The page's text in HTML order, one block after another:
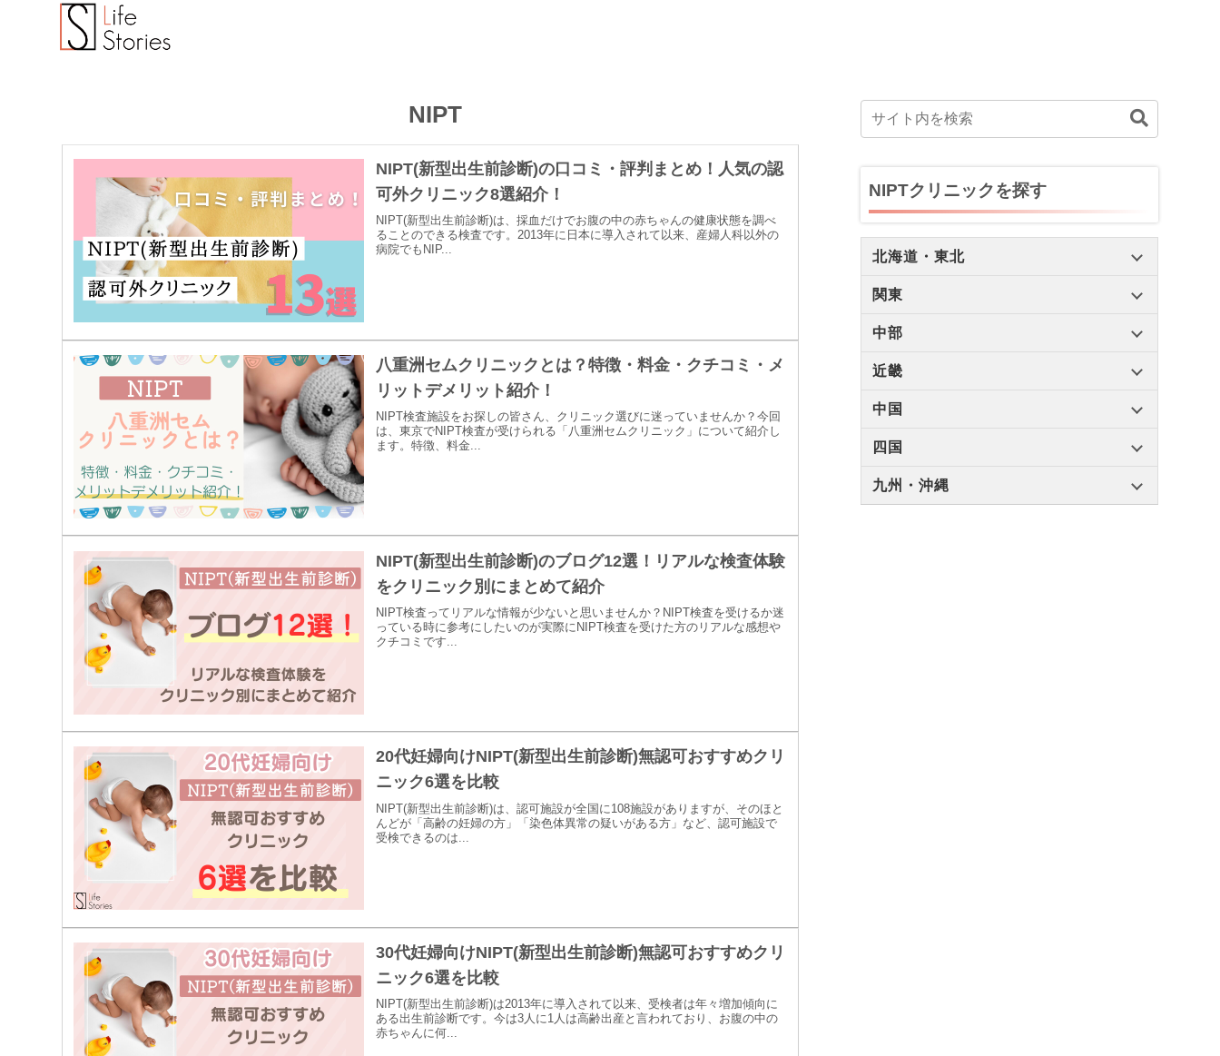
NIPT
NIPT(新型出生前診断)の口コミ・評判まとめ！人気の認
可外クリニック8選紹介！
NIPT(新型出生前診断)は、採血だけでお腹の中の赤ちゃんの健康状態を調べ
ることのできる検査です。2013年に日本に導入されて以来、産婦人科以外の
病院でもNIP...
八重洲セムクリニックとは？特徴・料金・クチコミ・メ
リットデメリット紹介！
NIPT検査施設をお探しの皆さん、クリニック選びに迷っていませんか？今回
は、東京でNIPT検査が受けられる「八重洲セムクリニック」について紹介し
ます。特徴、料金...
NIPT(新型出生前診断)のブログ12選！リアルな検査体験
をクリニック別にまとめて紹介
NIPT検査ってリアルな情報が少ないと思いませんか？NIPT検査を受けるか迷
っている時に参考にしたいのが実際にNIPT検査を受けた方のリアルな感想や
クチコミです...
20代妊婦向けNIPT(新型出生前診断)無認可おすすめクリ
ニック6選を比較
NIPT(新型出生前診断)は、認可施設が全国に108施設がありますが、そのほと
んどが「高齢の妊婦の方」「染色体異常の疑いがある方」など、認可施設で
受検できるのは...
30代妊婦向けNIPT(新型出生前診断)無認可おすすめクリ
ニック6選を比較
NIPT(新型出生前診断)は2013年に導入されて以来、受検者は年々増加傾向に
ある出生前診断です。今は3人に1人は高齢出産と言われており、お腹の中の
赤ちゃんに何...
NIPTクリニックを探す
北海道・東北
関東
中部
近畿
中国
四国
九州・沖縄